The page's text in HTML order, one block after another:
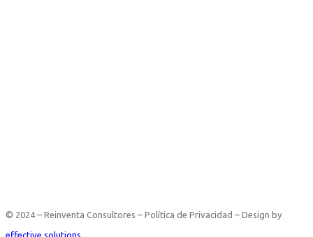
© 2024 – Reinventa Consultores – Política de Privacidad – Design by